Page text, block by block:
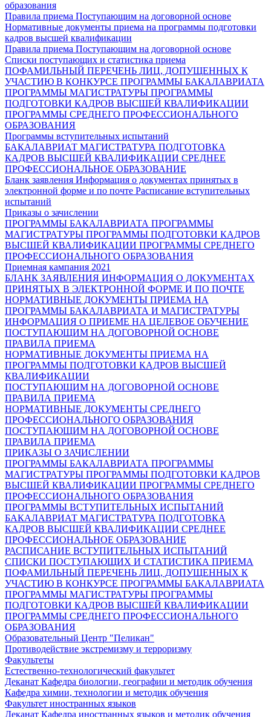
образования
Правила приема Поступающим на договорной основе
Нормативные документы приема на программы подготовки
кадров высшей квалификации
Правила приема Поступающим на договорной основе
Списки поступающих и статистика приема
ПОФАМИЛЬНЫЙ ПЕРЕЧЕНЬ ЛИЦ, ДОПУЩЕННЫХ К
УЧАСТИЮ В КОНКУРСЕ ПРОГРАММЫ БАКАЛАВРИАТА
ПРОГРАММЫ МАГИСТРАТУРЫ ПРОГРАММЫ
ПОДГОТОВКИ КАДРОВ ВЫСШЕЙ КВАЛИФИКАЦИИ
ПРОГРАММЫ СРЕДНЕГО ПРОФЕССИОНАЛЬНОГО
ОБРАЗОВАНИЯ
Программы вступительных испытаний
БАКАЛАВРИАТ МАГИСТРАТУРА ПОДГОТОВКА
КАДРОВ ВЫСШЕЙ КВАЛИФИКАЦИИ СРЕДНЕЕ
ПРОФЕССИОНАЛЬНОЕ ОБРАЗОВАНИЕ
Бланк заявления Информация о документах принятых в
электронной форме и по почте Расписание вступительных
испытаний
Приказы о зачислении
ПРОГРАММЫ БАКАЛАВРИАТА ПРОГРАММЫ
МАГИСТРАТУРЫ ПРОГРАММЫ ПОДГОТОВКИ КАДРОВ
ВЫСШЕЙ КВАЛИФИКАЦИИ ПРОГРАММЫ СРЕДНЕГО
ПРОФЕССИОНАЛЬНОГО ОБРАЗОВАНИЯ
Приемная кампания 2021
БЛАНК ЗАЯВЛЕНИЯ ИНФОРМАЦИЯ О ДОКУМЕНТАХ
ПРИНЯТЫХ В ЭЛЕКТРОННОЙ ФОРМЕ И ПО ПОЧТЕ
НОРМАТИВНЫЕ ДОКУМЕНТЫ ПРИЕМА НА
ПРОГРАММЫ БАКАЛАВРИАТА И МАГИСТРАТУРЫ
ИНФОРМАЦИЯ О ПРИЕМЕ НА ЦЕЛЕВОЕ ОБУЧЕНИЕ
ПОСТУПАЮЩИМ НА ДОГОВОРНОЙ ОСНОВЕ
ПРАВИЛА ПРИЕМА
НОРМАТИВНЫЕ ДОКУМЕНТЫ ПРИЕМА НА
ПРОГРАММЫ ПОДГОТОВКИ КАДРОВ ВЫСШЕЙ
КВАЛИФИКАЦИИ
ПОСТУПАЮЩИМ НА ДОГОВОРНОЙ ОСНОВЕ
ПРАВИЛА ПРИЕМА
НОРМАТИВНЫЕ ДОКУМЕНТЫ СРЕДНЕГО
ПРОФЕССИОНАЛЬНОГО ОБРАЗОВАНИЯ
ПОСТУПАЮЩИМ НА ДОГОВОРНОЙ ОСНОВЕ
ПРАВИЛА ПРИЕМА
ПРИКАЗЫ О ЗАЧИСЛЕНИИ
ПРОГРАММЫ БАКАЛАВРИАТА ПРОГРАММЫ
МАГИСТРАТУРЫ ПРОГРАММЫ ПОДГОТОВКИ КАДРОВ
ВЫСШЕЙ КВАЛИФИКАЦИИ ПРОГРАММЫ СРЕДНЕГО
ПРОФЕССИОНАЛЬНОГО ОБРАЗОВАНИЯ
ПРОГРАММЫ ВСТУПИТЕЛЬНЫХ ИСПЫТАНИЙ
БАКАЛАВРИАТ МАГИСТРАТУРА ПОДГОТОВКА
КАДРОВ ВЫСШЕЙ КВАЛИФИКАЦИИ СРЕДНЕЕ
ПРОФЕССИОНАЛЬНОЕ ОБРАЗОВАНИЕ
РАСПИСАНИЕ ВСТУПИТЕЛЬНЫХ ИСПЫТАНИЙ
СПИСКИ ПОСТУПАЮЩИХ И СТАТИСТИКА ПРИЕМА
ПОФАМИЛЬНЫЙ ПЕРЕЧЕНЬ ЛИЦ, ДОПУЩЕННЫХ К
УЧАСТИЮ В КОНКУРСЕ ПРОГРАММЫ БАКАЛАВРИАТА
ПРОГРАММЫ МАГИСТРАТУРЫ ПРОГРАММЫ
ПОДГОТОВКИ КАДРОВ ВЫСШЕЙ КВАЛИФИКАЦИИ
ПРОГРАММЫ СРЕДНЕГО ПРОФЕССИОНАЛЬНОГО
ОБРАЗОВАНИЯ
Образовательный Центр "Пеликан"
Противодействие экстремизму и терроризму
Факультеты
Естественно-технологический факультет
Деканат Кафедра биологии, географии и методик обучения
Кафедра химии, технологии и методик обучения
Факультет иностранных языков
Деканат Кафедра иностранных языков и методик обучения